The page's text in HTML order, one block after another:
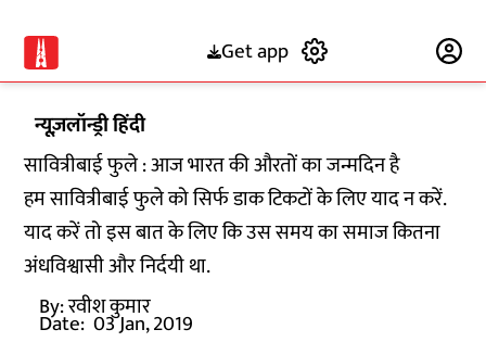
Get app
न्यूज़लॉन्ड्री हिंदी
सावित्रीबाई फुले : आज भारत की औरतों का जन्मदिन है
हम सावित्रीबाई फुले को सिर्फ डाक टिकटों के लिए याद न करें.
याद करें तो इस बात के लिए कि उस समय का समाज कितना
अंधविश्वासी और निर्दयी था.
By:रवीश कुमार
Date: 03 Jan, 2019